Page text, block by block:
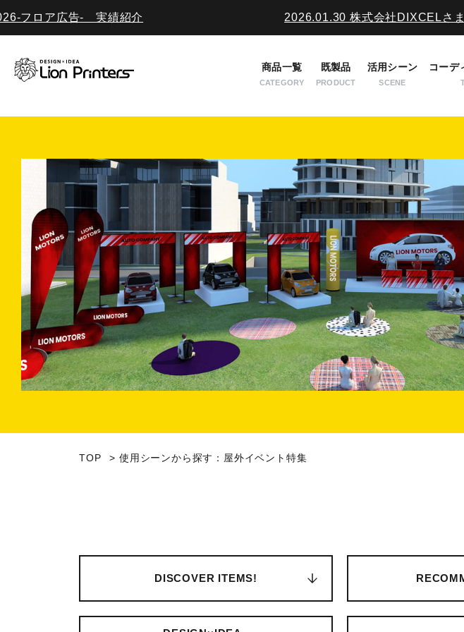
- 実績紹介 2026.01.30 株式会社DIXCELさま 展示会装
商品一覧
CATEGORY
既製品
PRODUCT
活用シーン
SCENE
コーデ
TOP 使用シーンから探す：屋外イベント特集
DISCOVER ITEMS!